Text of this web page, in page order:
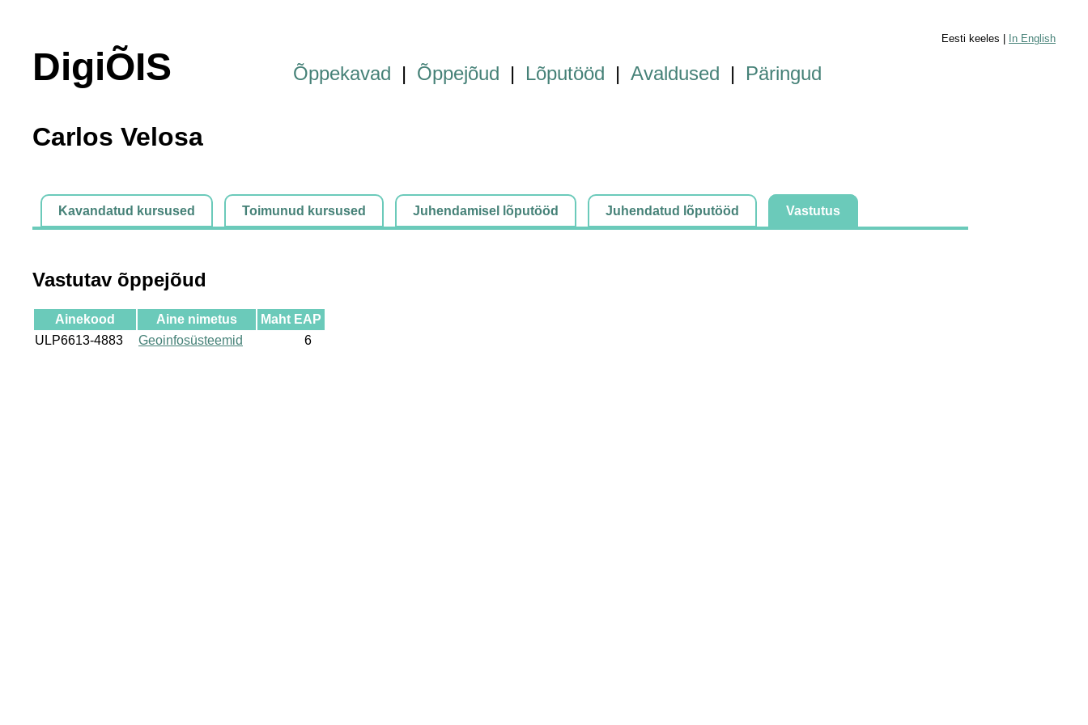
Eesti keeles | In English
DigiÕIS Õppekavad | Õppejõud | Lõputööd | Avaldused | Päringud
Carlos Velosa
Kavandatud kursused Toimunud kursused Juhendamisel lõputööd Juhendatud lõputööd Vastutus
Vastutav õppejõud
Ainekood Aine nimetus
Maht EAP
ULP6613-4883
Geoinfosüsteemid 6